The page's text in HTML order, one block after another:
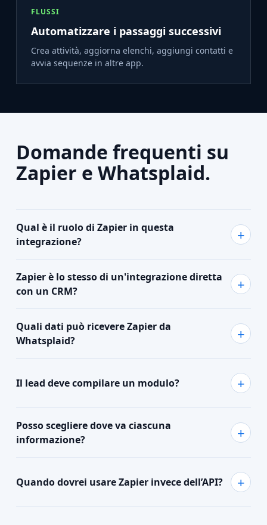
FLUSSI
Automatizzare i passaggi successivi
Crea attività, aggiorna elenchi, aggiungi contatti e
avvia sequenze in altre app.
Domande frequenti su
Zapier e Whatsplaid.
Qual è il ruolo di Zapier in questa
integrazione?
Zapier è lo stesso di un'integrazione diretta
con un CRM?
Quali dati può ricevere Zapier da
Whatsplaid?
Il lead deve compilare un modulo?
Posso scegliere dove va ciascuna
informazione?
Quando dovrei usare Zapier invece dell’API?